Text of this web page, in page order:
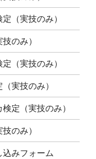
（実技のみ）
のみ）
（実技のみ）
実技のみ）
定（実技のみ）
のみ）
みフォーム